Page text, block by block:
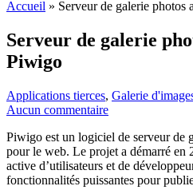
Accueil » Serveur de galerie photos
Serveur de galerie
Piwigo
Applications tierces, Galerie
Aucun commentaire
Piwigo est un logiciel de serveur de
pour le web. Le projet a démarré en
active d’utilisateurs et de
fonctionnalités puissantes pour